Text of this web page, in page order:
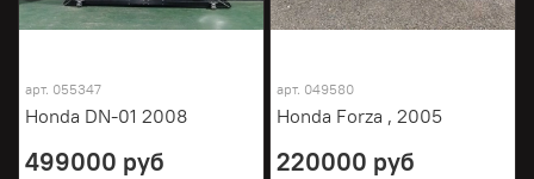
арт. 055347
Honda DN-01 2008
499000 руб
арт. 049580
Honda Forza , 2005
220000 руб